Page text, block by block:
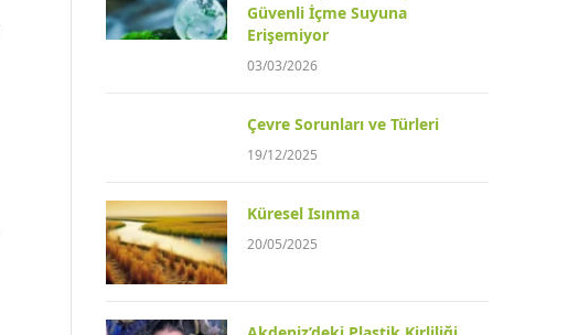
Güvenli İçme Suyuna
Erişemiyor
03/03/2026
Çevre Sorunları ve Türleri
19/12/2025
Küresel Isınma
20/05/2025